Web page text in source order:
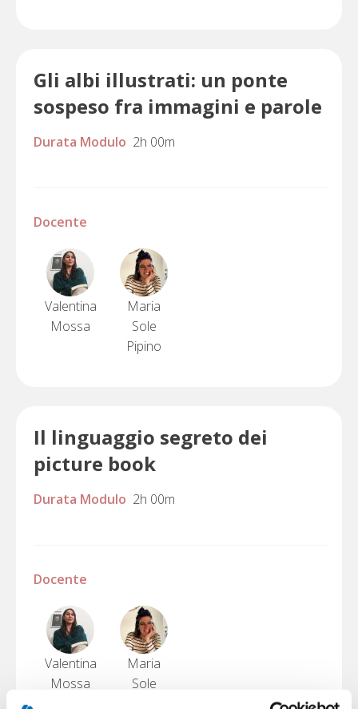
Gli albi illustrati: un ponte
sospeso fra immagini e parole
Durata Modulo 2h 00m
Docente
Valentina
Mossa
Maria
Sole
Pipino
Il linguaggio segreto dei
picture book
Durata Modulo 2h 00m
Docente
Valentina
Mossa
Maria
Sole